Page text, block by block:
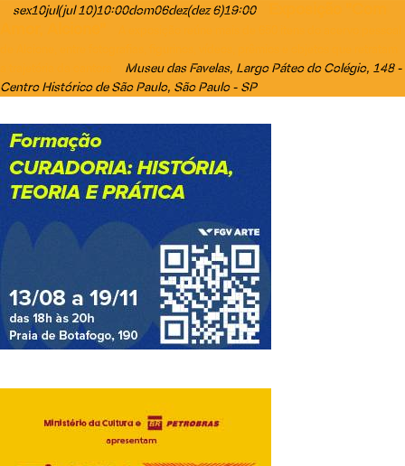
sex10jul(jul 10)10:00dom06dez(dez 6)19:00
Museu das Favelas, Largo Páteo do Colégio, 148 -
Centro Histórico de São Paulo, São Paulo - SP